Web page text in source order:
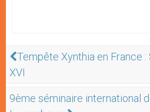
Tempête Xynthia en France
XVI
9ème séminaire international